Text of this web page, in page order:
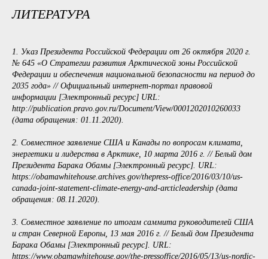
ЛИТЕРАТУРА
1. Указ Президента Российской Федерации от 26 октября 2020 г.
№ 645 «О Стратегии развития Арктической зоны Российской
Федерации и обеспечения национальной безопасности на период до
2035 года» // Официальный интернет-портал правовой
информации [Электронный ресурс] URL:
http://publication.pravo.gov.ru/Document/View/0001202010260033
(дата обращения: 01.11.2020).
2. Совместное заявление США и Канады по вопросам климата,
энергетики и лидерства в Арктике, 10 марта 2016 г. // Белый дом
Президента Барака Обамы [Электронный ресурс]. URL:
https://obamawhitehouse.archives.gov/thepress-office/2016/03/10/us-
canada-joint-statement-climate-energy-and-arcticleadership (дата
обращения: 08.11.2020).
3. Совместное заявление по итогам саммита руководителей США
и стран Северной Европы, 13 мая 2016 г. // Белый дом Президента
Барака Обамы [Электронный ресурс]. URL:
https://www.obamawhitehouse.gov/the-pressoffice/2016/05/13/us-nordic-